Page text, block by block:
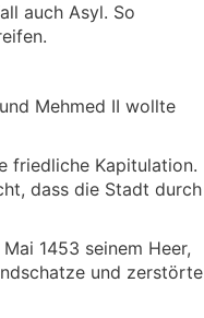
auch Asyl. So
Mehmed II wollte
friedliche Kapitulation.
dass die Stadt durch
1453 seinem Heer,
und zerstörte